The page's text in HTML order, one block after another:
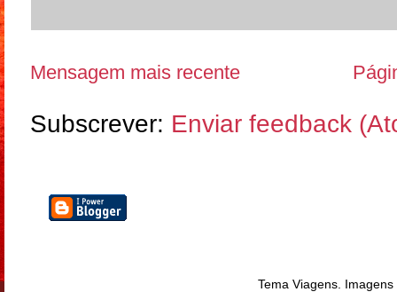
Mensagem mais recente
Subscrever: Enviar feedback
Tema Viagens.